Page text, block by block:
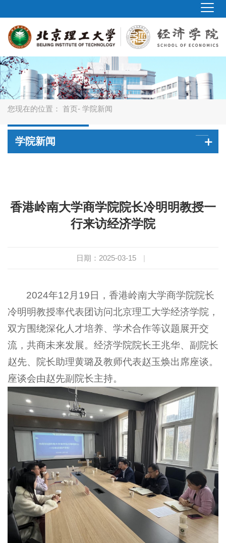
您现在的位置： 首页- 学院新闻
学院新闻
香港岭南大学商学院院长冷明明教授一
行来访经济学院
日期：2025-03-15 |
2024年12月19日，香港岭南大学商学院院长
冷明明教授率代表团访问北京理工大学经济学院，
双方围绕深化人才培养、学术合作等议题展开交
流，共商未来发展。经济学院院长王兆华、副院长
赵先、院长助理黄璐及教师代表赵玉焕出席座谈。
座谈会由赵先副院长主持。